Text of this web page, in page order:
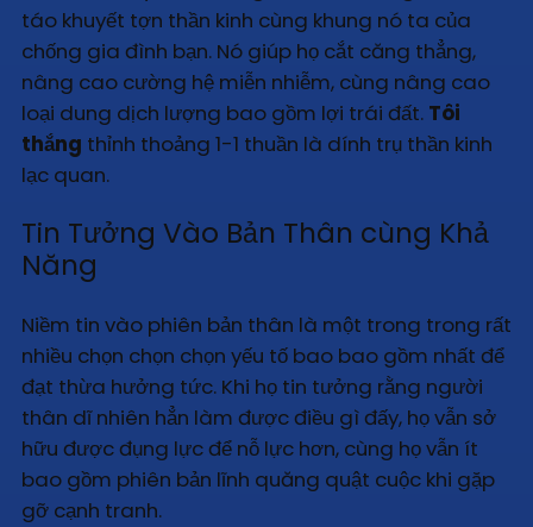
táo khuyết tợn thần kinh cùng khung nó ta của
chống gia đình bạn. Nó giúp họ cắt căng thẳng,
nâng cao cường hệ miễn nhiễm, cùng nâng cao
loại dung dịch lượng bao gồm lợi trái đất. Tôi
thắng thỉnh thoảng 1-1 thuần là dính trụ thần kinh
lạc quan.
Tin Tưởng Vào Bản Thân cùng Khả
Năng
Niềm tin vào phiên bản thân là một trong trong rất
nhiều chọn chọn chọn yếu tố bao bao gồm nhất để
đạt thừa hưởng tức. Khi họ tin tưởng rằng người
thân dĩ nhiên hẳn làm được điều gì đấy, họ vẫn sở
hữu được đụng lực để nỗ lực hơn, cùng họ vẫn ít
bao gồm phiên bản lĩnh quăng quật cuộc khi gặp
gỡ cạnh tranh.